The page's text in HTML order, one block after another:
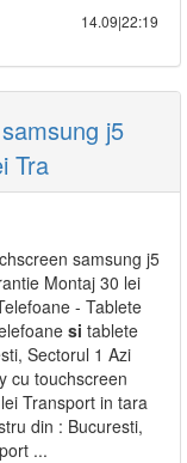
14.09|22:19
j5
Tra
samsung j5
Montaj 30 lei
- Tablete
si tablete
Sectorul 1 Azi
cu touchscreen
Transport in tara
din : Bucuresti,
...